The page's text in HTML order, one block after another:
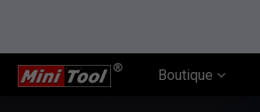
Boutique